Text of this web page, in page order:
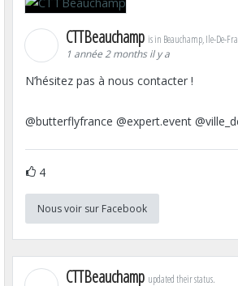
CTTBeauchamp is in Beauchamp, Ile-De-
1 année 2 months il y a
N’hésitez pas à nous contacter !
@butterflyfrance @expert.event
4
Nous voir sur Facebook
CTTBeauchamp updated their status.